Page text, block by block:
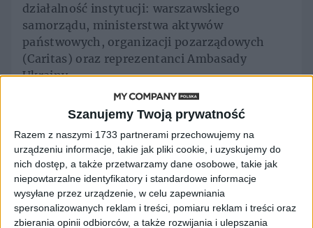
Szanujemy Twoją prywatność
Razem z naszymi 1733 partnerami przechowujemy na
urządzeniu informacje, takie jak pliki cookie, i uzyskujemy do
nich dostęp, a także przetwarzamy dane osobowe, takie jak
niepowtarzalne identyfikatory i standardowe informacje
wysyłane przez urządzenie, w celu zapewniania
spersonalizowanych reklam i treści, pomiaru reklam i treści oraz
zbierania opinii odbiorców, a także rozwijania i ulepszania
działalność instytucji: warszawskiego
samorządu, ministerstwa aktywów
państwowych, organizacji pozarządowych
(Caritas) oraz reprezentanci Ambasady
Ukrainy.
Otwarte serca Polaków
Do tej pory do Polski dotarło około 3 mln
uchodźców z kraju ogarniętego wojną.
Szacunki Ambasady Ukrainy mówią, że 95
proc. tej grupy to kobiety i dzieci. Dlatego w
Centrum Pomocy Ukrainie będzie działać też